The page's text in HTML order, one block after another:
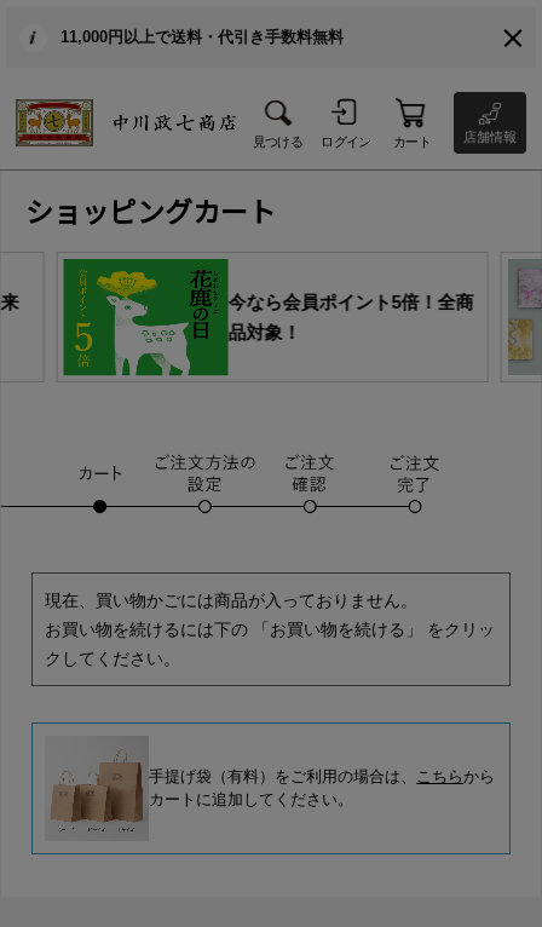
11,000円以上で送料・代引き手数料無料
見つける ログイン カート 店舗情報
ショッピングカート
今なら会員ポイント5倍！全商
品対象！
現在、買い物かごには商品が入っておりません。
お買い物を続けるには下の 「お買い物を続ける」 をクリッ
クしてください。
手提げ袋（有料）をご利用の場合は、 こちらから
カートに追加してください。